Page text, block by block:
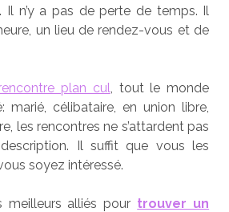
Il n’y a pas de perte de temps. Il
un lieu de rendez-vous et de
plan cul, tout le monde
marié, célibataire, en union libre,
les rencontres ne s’attardent pas
Il suffit que vous les
soyez intéressé.
meilleurs alliés pour trouver un